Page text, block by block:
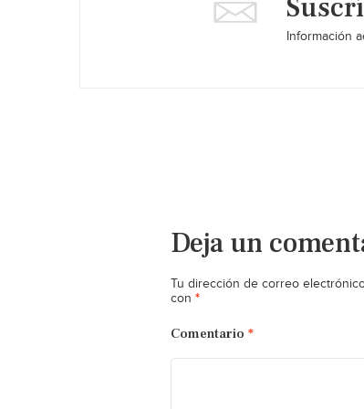
Información
Deja un
Tu dirección de correo
con *
Comentario *